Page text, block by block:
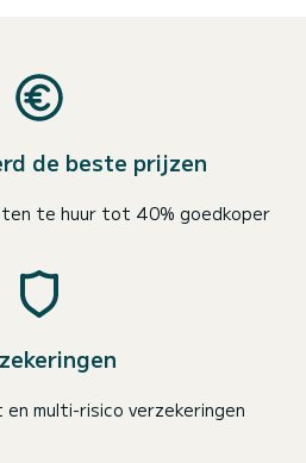
de beste prijzen
te huur tot 40% goedkoper
multi-risico verzekeringen